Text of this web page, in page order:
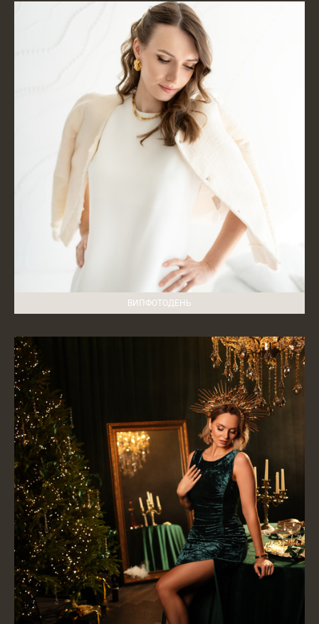
ВИПФОТОДЕНЬ